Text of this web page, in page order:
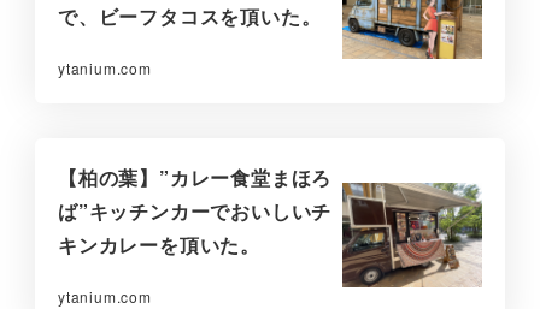
で、ビーフタコスを頂いた。
ytanium.com
【柏の葉】”カレー食堂まほろ
ば”キッチンカーでおいしいチ
キンカレーを頂いた。
ytanium.com